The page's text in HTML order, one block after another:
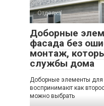
Отделка
Доборные
фасада без
монтаж,
службы дома
Доборные элементы для
воспринимают как
можно выбрать